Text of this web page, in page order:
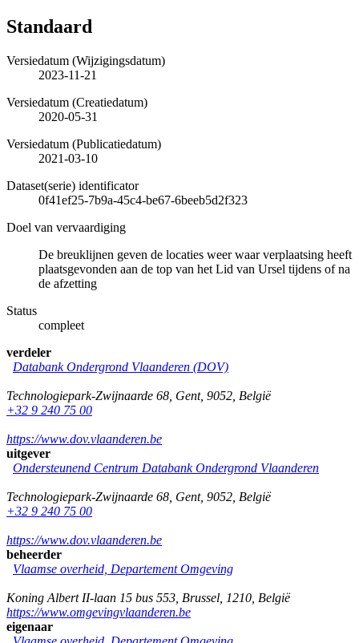
Standaard
Versiedatum (Wijzigingsdatum)
2023-11-21
Versiedatum (Creatiedatum)
2020-05-31
Versiedatum (Publicatiedatum)
2021-03-10
Dataset(serie) identificator
0f41ef25-7b9a-45c4-be67-6beeb5d2f323
Doel van vervaardiging
De breuklijnen geven de locaties weer waar verplaatsing heeft
plaatsgevonden aan de top van het Lid van Ursel tijdens of na
de afzetting
Status
compleet
verdeler
Databank Ondergrond Vlaanderen (DOV)
Technologiepark-Zwijnaarde 68 Gent, 9052 België
+32 9 240 75 00
https://www.dov.vlaanderen.be
uitgever
Ondersteunend Centrum Databank Ondergrond Vlaanderen
Technologiepark-Zwijnaarde 68 Gent, 9052 België
+32 9 240 75 00
https://www.dov.vlaanderen.be
beheerder
Vlaamse overheid, Departement Omgeving
Koning Albert II-laan 15 bus 553 Brussel 1210 België
https://www.omgevingvlaanderen.be
eigenaar